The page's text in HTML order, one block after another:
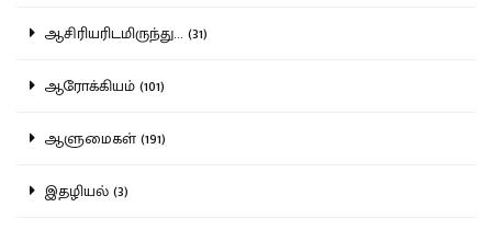
ஆசிரியரிடமிருந்து... (31)
ஆரோக்கியம் (101)
ஆளுமைகள் (191)
இதழியல் (3)